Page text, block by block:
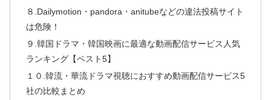
８.Dailymotion・pandora・anitubeなどの違法投稿サイト
は危険！
９.韓国ドラマ・韓国映画に最適な動画配信サービス人気
ランキング【ベスト5】
１０.韓流・華流ドラマ視聴におすすめ動画配信サービス5
社の比較まとめ